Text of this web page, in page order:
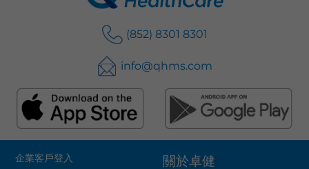
(852) 8301 8301
info@qhms.com
企業客戶登入
關於卓健